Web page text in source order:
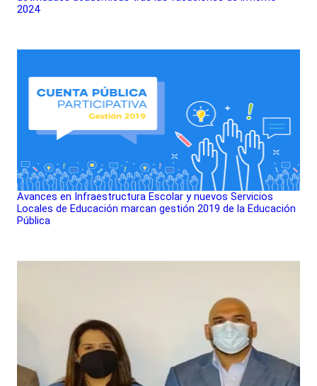
2024
Avances en Infraestructura Escolar y nuevos Servicios
Locales de Educación marcan gestión 2019 de la Educación
Pública